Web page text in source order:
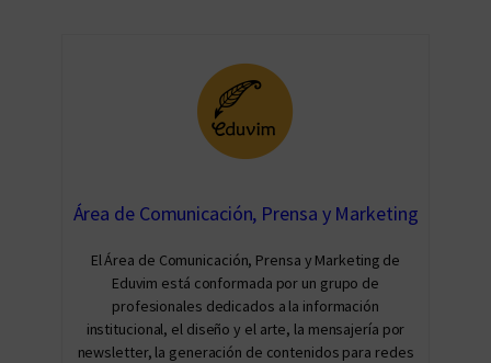
Área de Comunicación, Prensa y Marketing
El Área de Comunicación, Prensa y Marketing de
Eduvim está conformada por un grupo de
profesionales dedicados a la información
institucional, el diseño y el arte, la mensajería por
newsletter, la generación de contenidos para redes